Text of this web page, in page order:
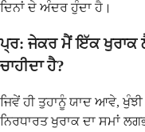
ਦਿਨਾਂ ਦੇ ਅੰਦਰ ਹੁੰਦਾ ਹੈ।
ਪ੍ਰ: ਜੇਕਰ ਮੈਂ ਇੱਕ ਖੁਰਾਕ
ਚਾਹੀਦਾ ਹੈ?
ਜਿਵੇਂ ਹੀ ਤੁਹਾਨੂੰ ਯਾਦ ਆਵੇ,
ਨਿਰਧਾਰਤ ਖੁਰਾਕ ਦਾ ਸਮਾਂ